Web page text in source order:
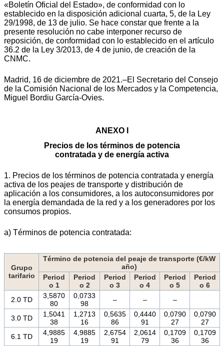
«Boletín Oficial del Estado», de conformidad con lo
establecido en la disposición adicional cuarta, 5, de la Ley
29/1998, de 13 de julio. Se hace constar que frente a la
presente resolución no cabe interponer recurso de
reposición, de conformidad con lo establecido en el artículo
36.2 de la Ley 3/2013, de 4 de junio, de creación de la
CNMC.
Madrid, 16 de diciembre de 2021.–El Secretario del Consejo
de la Comisión Nacional de los Mercados y la Competencia,
Miguel Bordiu García-Ovies.
ANEXO I
Precios de los términos de potencia
contratada y de energía activa
1. Precios de los términos de potencia contratada y energía
activa de los peajes de transporte y distribución de
aplicación a los consumidores, a los autoconsumidores por
la energía demandada de la red y a los generadores por los
consumos propios.
a) Términos de potencia contratada:
Grupo
tarifario
Término de potencia del peaje de transporte (€/kW
año)
Period
o 1
Period
o 2
Period
o 3
Period
o 4
Period
o 5
Period
o 6
2.0 TD
3,5870
80
0,0733
98
– – –
3.0 TD
1,5041
38
1,2713
16
0,5635
86
0,4440
91
0,0790
27
0,0790
27
6.1 TD
4,9885
19
4,9885
19
2,6754
91
2,0614
79
0,1709
36
0,1709
36